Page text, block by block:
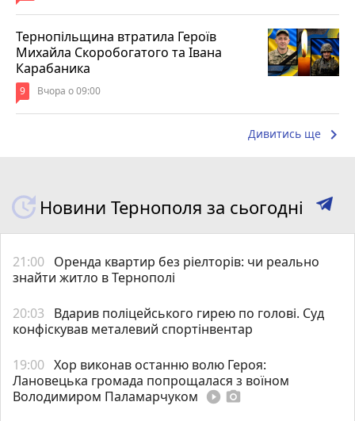
Тернопільщина втратила Героїв
Михайла Скоробогатого та Івана
Карабаника
9 Вчора о 09:00
Дивитись ще keyboard_arrow_right
Новини Тернополя за сьогодні
21:00 Оренда квартир без ріелторів: чи реально
знайти житло в Тернополі
20:03
Вдарив поліцейського гирею по голові. Суд
конфіскував металевий спортінвентар
19:00 Хор виконав останню волю Героя:
Лановецька громада попрощалася з воїном
Володимиром Паламарчуком play_circle_filled photo_camera